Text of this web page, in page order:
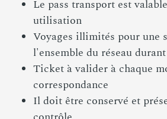
Le pass transport est
utilisation
Voyages illimités pour une
l'ensemble du réseau
Ticket à valider à chaque
correspondance
Il doit être conservé et